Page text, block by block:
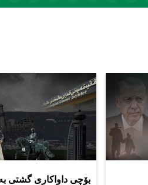
بۆچی داواکاری گشتی بە